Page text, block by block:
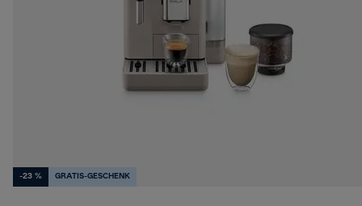
-23 % GRATIS-GESCHENK